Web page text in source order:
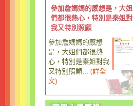
參加詹媽媽的感想是，大姐
們都很熱心，特別是秦姐對
我又特別照顧
參加詹媽媽的感想
是，大姐們都很熱
心，特別是秦姐對我
又特別照顧...
(詳全
文)